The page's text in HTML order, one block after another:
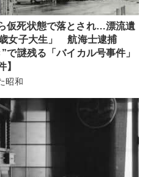
仮死状態で落とされ…漂流遺
女子大生」 航海士逮捕
で謎残る「バイカル号事件」
】
昭和